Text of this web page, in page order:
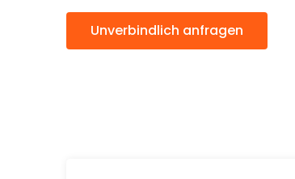
Unverbindlich anfragen